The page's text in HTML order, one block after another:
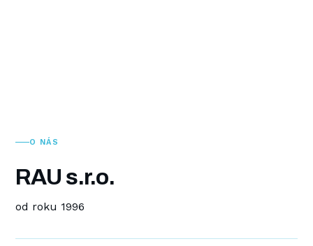
O NÁS
RAU s.r.o.
od roku 1996